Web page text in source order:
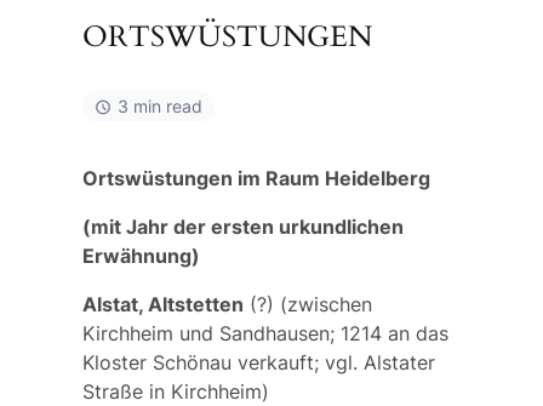
ORTSWÜSTUNGEN
3 min read
Ortswüstungen im Raum Heidelberg
(mit Jahr der ersten urkundlichen
Erwähnung)
Alstat, Altstetten (?) (zwischen
Kirchheim und Sandhausen; 1214 an das
Kloster Schönau verkauft; vgl. Alstater
Straßein Kirchheim)